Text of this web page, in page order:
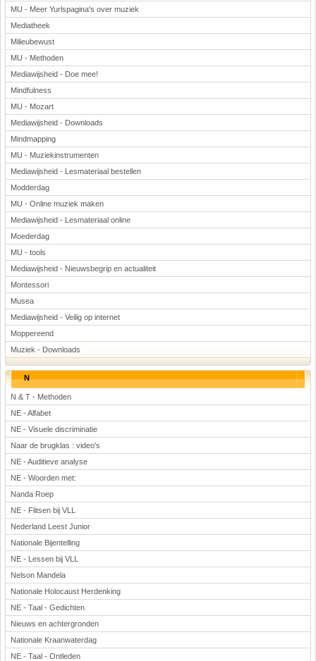
MU - Meer Yurlspagina's over muziek
Mediatheek
Milieubewust
MU - Methoden
Mediawijsheid - Doe mee!
Mindfulness
MU - Mozart
Mediawijsheid - Downloads
Mindmapping
MU - Muziekinstrumenten
Mediawijsheid - Lesmateriaal bestellen
Modderdag
MU - Online muziek maken
Mediawijsheid - Lesmateriaal online
Moederdag
MU - tools
Mediawijsheid - Nieuwsbegrip en actualiteit
Montessori
Musea
Mediawijsheid - Veilig op internet
Moppereend
Muziek - Downloads
N
N & T - Methoden
NE - Alfabet
NE - Visuele discriminatie
Naar de brugklas : video's
NE - Auditieve analyse
NE - Woorden met:
Nanda Roep
NE - Flitsen bij VLL
Nederland Leest Junior
Nationale Bijentelling
NE - Lessen bij VLL
Nelson Mandela
Nationale Holocaust Herdenking
NE - Taal - Gedichten
Nieuws en achtergronden
Nationale Kraanwaterdag
NE - Taal - Ontleden